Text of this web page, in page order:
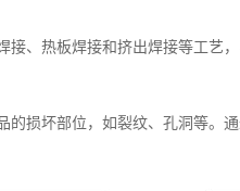
接、热板焊接和挤出焊接等工艺
的损坏部位，如裂纹、孔洞等。